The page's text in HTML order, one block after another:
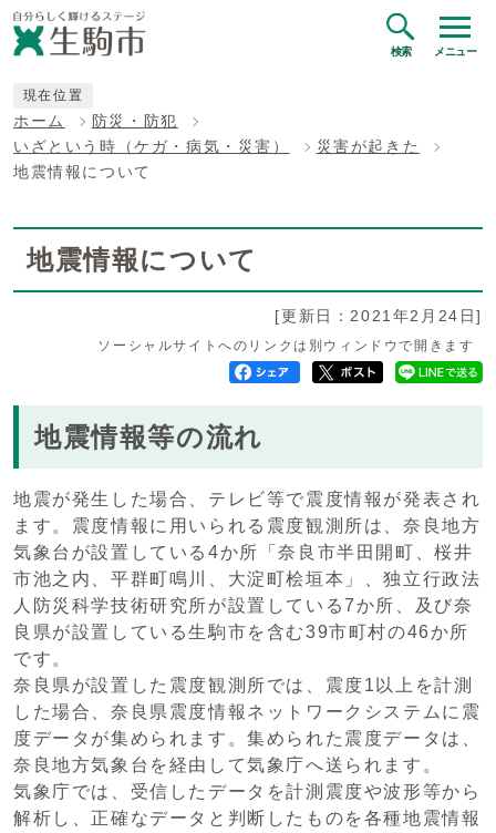
検索 メニュー
現在位置
ホーム
防災・防犯
いざという時（ケガ・病気・災害）
災害が起きた
地震情報について
地震情報について
[更新日：2021年2月24日]
ソーシャルサイトへのリンクは別ウィンドウで開きます
地震情報等の流れ
地震が発生した場合、テレビ等で震度情報が発表され
ます。震度情報に用いられる震度観測所は、奈良地方
気象台が設置している4か所「奈良市半田開町、桜井
市池之内、平群町鳴川、大淀町桧垣本」、独立行政法
人防災科学技術研究所が設置している7か所、及び奈
良県が設置している生駒市を含む39市町村の46か所
です。
奈良県が設置した震度観測所では、震度1以上を計測
した場合、奈良県震度情報ネットワークシステムに震
度データが集められます。集められた震度データは、
奈良地方気象台を経由して気象庁へ送られます。
気象庁では、受信したデータを計測震度や波形等から
解析し、正確なデータと判断したものを各種地震情報